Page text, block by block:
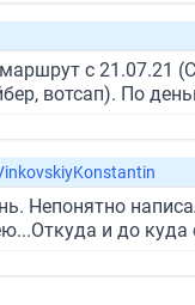
с 21.07.21
вотсап). По
Непонятно
и до